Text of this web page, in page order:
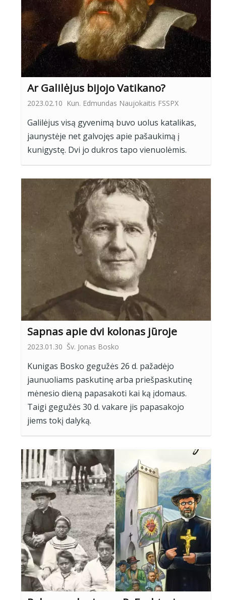
Ar Galilėjus bijojo Vatikano?
2023.02.10 Kun. Edmundas Naujokaitis FSSPX
Galilėjus visą gyvenimą buvo uolus katalikas,
jaunystėje net galvojęs apie pašaukimą į
kunigystę. Dvi jo dukros tapo vienuolėmis.
Sapnas apie dvi kolonas jūroje
2023.01.30 Šv. Jonas Bosko
Kunigas Bosko gegužės 26 d. pažadėjo
jaunuoliams paskutinę arba priešpaskutinę
mėnesio dieną papasakoti kai ką įdomaus.
Taigi gegužės 30 d. vakare jis papasakojo
jiems tokį dalyką.